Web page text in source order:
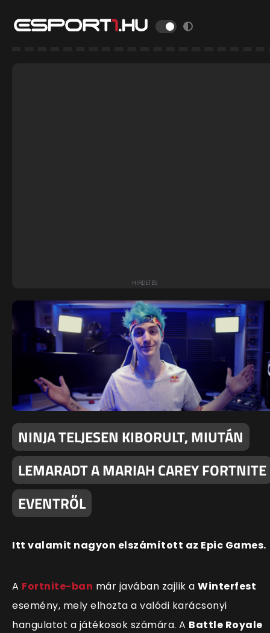
NINJA TELJESEN KIBORULT, MIUTÁN
LEMARADT A MARIAH CAREY FORTNITE
EVENTRŐL
Itt valamit nagyon elszámított az Epic Games.
A Fortnite-ban már javában zajlik a Winterfest
esemény, mely elhozta a valódi karácsonyi
hangulatot a játékosok számára. A Battle Royale